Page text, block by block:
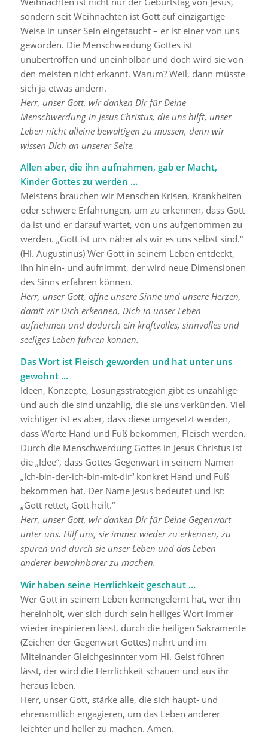
sondern seit Weihnachten ist Gott auf einzigartige
Weise in unser Sein eingetaucht – er ist einer von uns
geworden. Die Menschwerdung Gottes ist
unübertroffen und uneinholbar und doch wird sie von
den meisten nicht erkannt. Warum? Weil, dann müsste
sich ja etwas ändern.
Herr, unser Gott, wir danken Dir für Deine
Menschwerdung in Jesus Christus, die uns hilft, unser
Leben nicht alleine bewältigen zu müssen, denn wir
wissen Dich an unserer Seite.
Allen aber, die ihn aufnahmen, gab er Macht,
Kinder Gottes zu werden …
Meistens brauchen wir Menschen Krisen, Krankheiten
oder schwere Erfahrungen, um zu erkennen, dass Gott
da ist und er darauf wartet, von uns aufgenommen zu
werden. „Gott ist uns näher als wir es uns selbst sind.“
(Hl. Augustinus) Wer Gott in seinem Leben entdeckt,
ihn hinein- und aufnimmt, der wird neue Dimensionen
des Sinns erfahren können.
Herr, unser Gott, öffne unsere Sinne und unsere Herzen,
damit wir Dich erkennen, Dich in unser Leben
aufnehmen und dadurch ein kraftvolles, sinnvolles und
seeliges Leben führen können.
Das Wort ist Fleisch geworden und hat unter uns
gewohnt …
Ideen, Konzepte, Lösungsstrategien gibt es unzählige
und auch die sind unzählig, die sie uns verkünden. Viel
wichtiger ist es aber, dass diese umgesetzt werden,
dass Worte Hand und Fuß bekommen, Fleisch werden.
Durch die Menschwerdung Gottes in Jesus Christus ist
die „Idee“, dass Gottes Gegenwart in seinem Namen
„Ich-bin-der-ich-bin-mit-dir“ konkret Hand und Fuß
bekommen hat. Der Name Jesus bedeutet und ist:
„Gott rettet, Gott heilt.“
Herr, unser Gott, wir danken Dir für Deine Gegenwart
unter uns. Hilf uns, sie immer wieder zu erkennen, zu
spüren und durch sie unser Leben und das Leben
anderer bewohnbarer zu machen.
Wir haben seine Herrlichkeit geschaut …
Wer Gott in seinem Leben kennengelernt hat, wer ihn
hereinholt, wer sich durch sein heiliges Wort immer
wieder inspirieren lässt, durch die heiligen Sakramente
(Zeichen der Gegenwart Gottes) nährt und im
Miteinander Gleichgesinnter vom Hl. Geist führen
lässt, der wird die Herrlichkeit schauen und aus ihr
heraus leben.
Herr, unser Gott, stärke alle, die sich haupt- und
ehrenamtlich engagieren, um das Leben anderer
leichter und heller zu machen. Amen.